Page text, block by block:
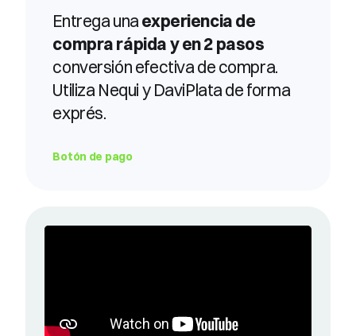
Entrega unaexperiencia de
compra rápida y en 2 pasos
conversión efectiva de compra.
Utiliza Nequi y DaviPlata de forma
exprés.
Botón de pago